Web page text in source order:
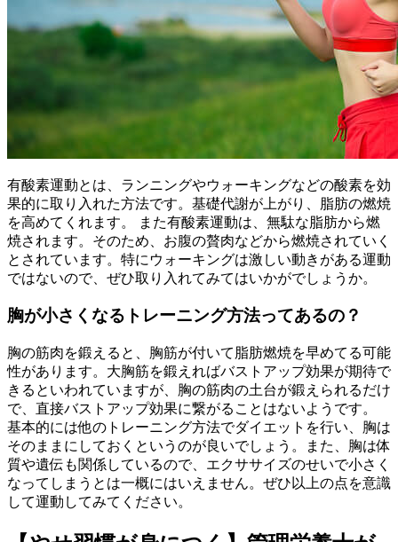
有酸素運動とは、ランニングやウォーキングなどの酸素を効
果的に取り入れた方法です。基礎代謝が上がり、脂肪の燃焼
を高めてくれます。 また有酸素運動は、無駄な脂肪から燃
焼されます。そのため、お腹の贅肉などから燃焼されていく
とされています。特にウォーキングは激しい動きがある運動
ではないので、ぜひ取り入れてみてはいかがでしょうか。
胸が小さくなるトレーニング方法ってあるの？
胸の筋肉を鍛えると、胸筋が付いて脂肪燃焼を早めてる可能
性があります。大胸筋を鍛えればバストアップ効果が期待で
きるといわれていますが、胸の筋肉の土台が鍛えられるだけ
で、直接バストアップ効果に繋がることはないようです。
基本的には他のトレーニング方法でダイエットを行い、胸は
そのままにしておくというのが良いでしょう。また、胸は体
質や遺伝も関係しているので、エクササイズのせいで小さく
なってしまうとは一概にはいえません。ぜひ以上の点を意識
して運動してみてください。